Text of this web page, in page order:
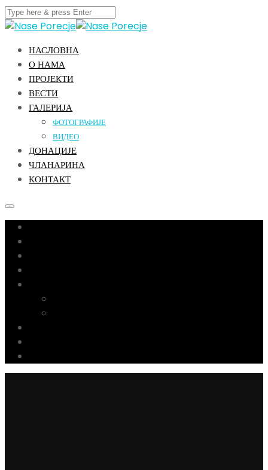
НАСЛОВНА
О НАМА
ПРОЈЕКТИ
ВЕСТИ
ГАЛЕРИЈА
ФОТОГРАФИЈЕ
ВИДЕО
ДОНАЦИЈЕ
ЧЛАНАРИНА
КОНТАКТ